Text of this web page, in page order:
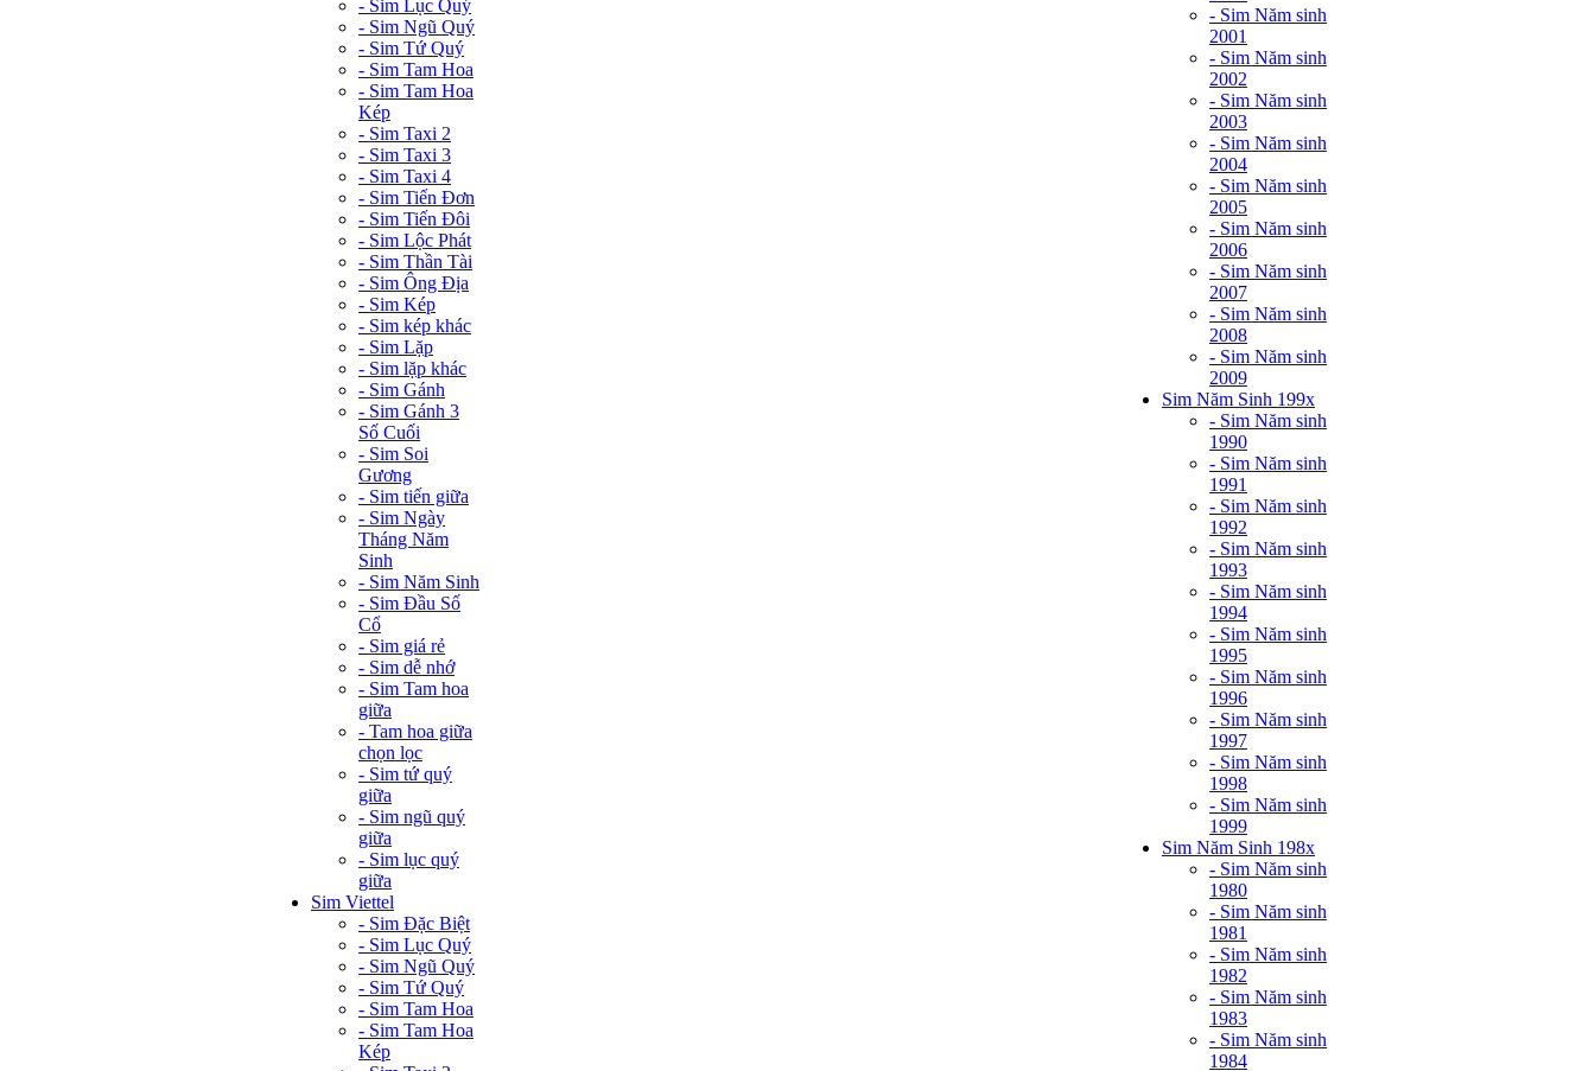
- Sim Lục Quý
- Sim Ngũ Quý
- Sim Tứ Quý
- Sim Tam Hoa
- Sim Tam Hoa
Kép
- Sim Taxi 2
- Sim Taxi 3
- Sim Taxi 4
- Sim Tiến Đơn
- Sim Tiến Đôi
- Sim Lộc Phát
- Sim Thần Tài
- Sim Ông Địa
- Sim Kép
- Sim kép khác
- Sim Lặp
- Sim lặp khác
- Sim Gánh
- Sim Gánh 3
Số Cuối
- Sim Soi
Gương
- Sim tiến giữa
- Sim Ngày
Tháng Năm
Sinh
- Sim Năm Sinh
- Sim Đầu Số
Cổ
- Sim giá rẻ
- Sim dễ nhớ
- Sim Tam hoa
giữa
- Tam hoa giữa
chọn lọc
- Sim tứ quý
giữa
- Sim ngũ quý
giữa
- Sim lục quý
giữa
Sim Viettel
- Sim Đặc Biệt
- Sim Lục Quý
- Sim Ngũ Quý
- Sim Tứ Quý
- Sim Tam Hoa
- Sim Tam Hoa
Kép
- Sim Năm sinh
2001
- Sim Năm sinh
2002
- Sim Năm sinh
2003
- Sim Năm sinh
2004
- Sim Năm sinh
2005
- Sim Năm sinh
2006
- Sim Năm sinh
2007
- Sim Năm sinh
2008
- Sim Năm sinh
2009
Sim Năm Sinh 199x
- Sim Năm sinh
1990
- Sim Năm sinh
1991
- Sim Năm sinh
1992
- Sim Năm sinh
1993
- Sim Năm sinh
1994
- Sim Năm sinh
1995
- Sim Năm sinh
1996
- Sim Năm sinh
1997
- Sim Năm sinh
1998
- Sim Năm sinh
1999
Sim Năm Sinh 198x
- Sim Năm sinh
1980
- Sim Năm sinh
1981
- Sim Năm sinh
1982
- Sim Năm sinh
1983
- Sim Năm sinh
1984